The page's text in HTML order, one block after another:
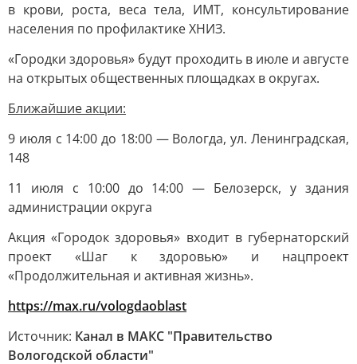
в крови, роста, веса тела, ИМТ, консультирование
населения по профилактике ХНИЗ.
«Городки здоровья» будут проходить в июле и августе
на открытых общественных площадках в округах.
Ближайшие акции:
9 июля с 14:00 до 18:00 — Вологда, ул. Ленинградская,
148
11 июля с 10:00 до 14:00 — Белозерск, у здания
администрации округа
Акция «Городок здоровья» входит в губернаторский
проект «Шаг к здоровью» и нацпроект
«Продолжительная и активная жизнь».
https://max.ru/vologdaoblast
Источник: Канал в МАКС "Правительство
Вологодской области"